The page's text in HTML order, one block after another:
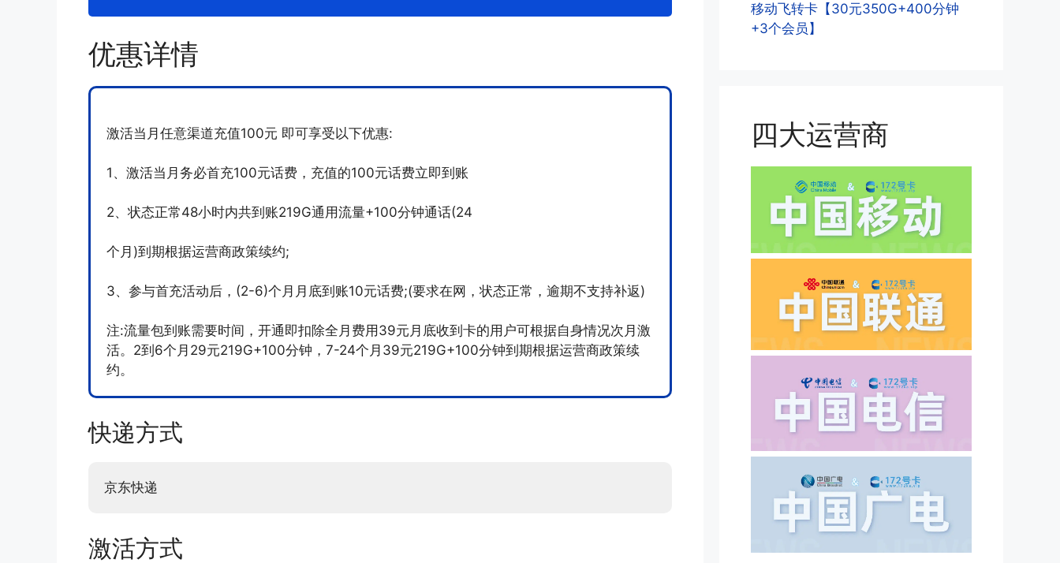
优惠详情
激活当月任意渠道充值100元 即可享受以下优惠:
1、激活当月务必首充100元话费，充值的100元话费立即到账
2、状态正常48小时内共到账219G通用流量+100分钟通话(24
个月)到期根据运营商政策续约;
3、参与首充活动后，(2-6)个月月底到账10元话费;(要求在网，状态正常，逾期不支持补返)
注:流量包到账需要时间，开通即扣除全月费用39元月底收到卡的用户可根据自身情况次月激
活。2到6个月29元219G+100分钟，7-24个月39元219G+100分钟到期根据运营商政策续
约。
快递方式
京东快递
激活方式
移动飞转卡【30元350G+400分钟
+3个会员】
四大运营商